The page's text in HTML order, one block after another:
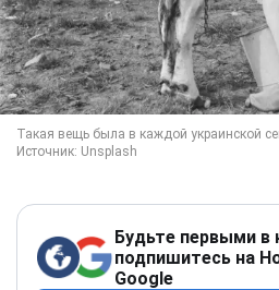
Будьте первыми в
подпишитесь на
Google